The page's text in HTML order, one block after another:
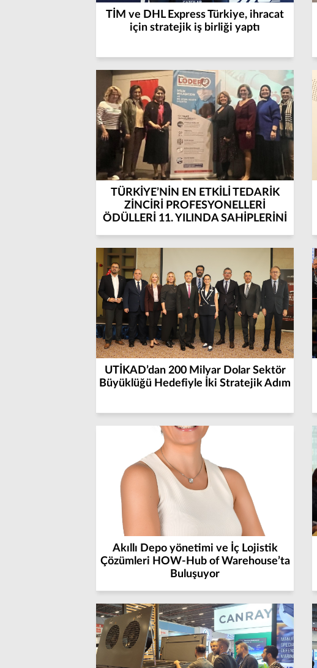
TİM ve DHL Express Türkiye, ihracat
için stratejik iş birliği yaptı
TÜRKİYE’NİN EN ETKİLİ TEDARİK
ZİNCİRİ PROFESYONELLERİ
ÖDÜLLERİ 11. YILINDA SAHİPLERİNİ
UTİKAD’dan 200 Milyar Dolar Sektör
Büyüklüğü Hedefiyle İki Stratejik Adım
Akıllı Depo yönetimi ve İç Lojistik
Çözümleri HOW-Hub of Warehouse’ta
Buluşuyor